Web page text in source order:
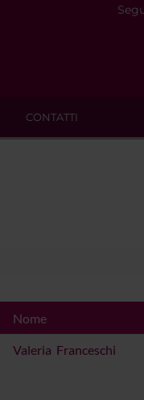
CONTATTI
Nome
Valeria Franceschi